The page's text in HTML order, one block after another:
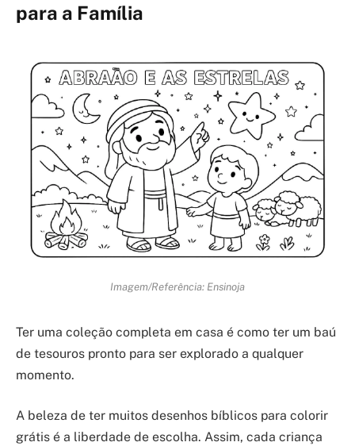
para a Família
Imagem/Referência: Ensinoja
Ter uma coleção completa em casa é como ter um baú
de tesouros pronto para ser explorado a qualquer
momento.
A beleza de ter muitos desenhos bíblicos para colorir
grátis é a liberdade de escolha. Assim, cada criança